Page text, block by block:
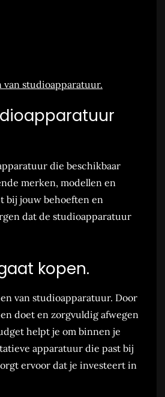
van studioapparatuur.
die beschikbaar
merken, modellen en
bij jouw behoeften en
dat de studioapparatuur
kopen.
van studioapparatuur. Door
doet en zorgvuldig afwegen
helpt je om binnen je
apparatuur die past bij
ervoor dat je investeert in